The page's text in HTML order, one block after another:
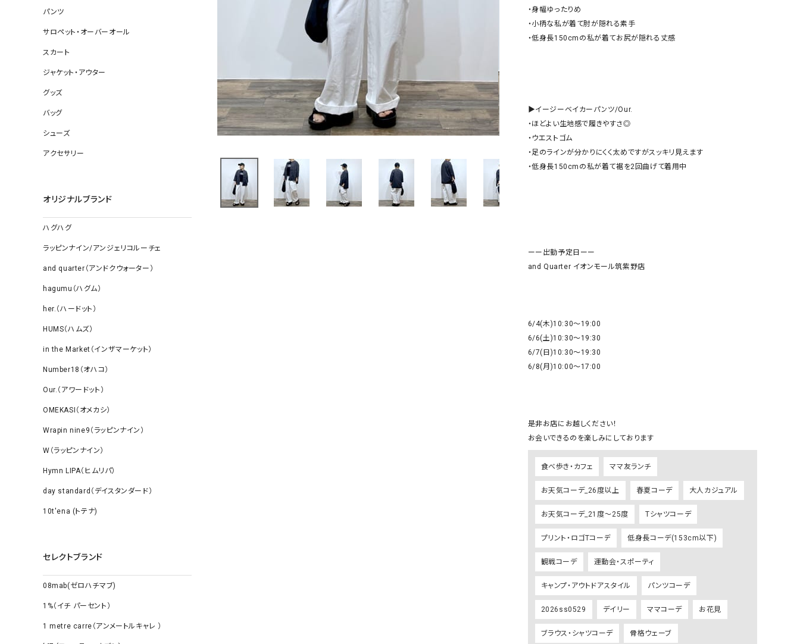
帽子
ソックス
その他雑貨
その他アウター
帽子
ソックス・その他雑貨
グッズ
Antiquite's（アンティークス）
Audition（オーディション）
blue willow（ブルーウィロー）
Champion（チャンピオン）
EVOL（イーボル）
Emma Taylor（エマテイラー）
G-STAR RAW（ジースターロウ）
GAIMO（ガイモ）
GRAMICCI（グラミチ）
（ｇ） （グラム） upper hights（アッパーハイ
Gives a sense of fullment +phenix（フェニックス）
HUNTER（ハンター）
ICHI（イチ）
ILIMA（イリマ）
パンツ
サロペット・オーバーオール
スカート
ジャケット・アウター
グッズ
バッグ
シューズ
アクセサリー
オリジナルブランド
ハグハグ
ラッピンナイン/アンジェリコルーチェ
and quarter（アンドクウォーター）
hagumu（ハグム）
her.（ハードット）
HUMS（ハムズ）
in the Market（インザマーケット）
Number18（オハコ）
Our.（アワードット）
OMEKASI（オメカシ）
Wrapin nine9（ラッピンナイン）
W（ラッピンナイン）
Hymn LIPA（ヒムリパ）
day standard（デイスタンダード）
10t'ena (トテナ)
セレクトブランド
08mab(ゼロハチマブ)
1%（イチ パーセント）
1 metre carre（アンメートルキャレ ）
・身幅ゆったりめ
・小柄な私が着て肘が隠れる素手
・低身長150cmの私が着てお尻が隠れる丈感
▶︎イージーベイカーパンツ/Our.
・ほどよい生地感で履きやすさ◎
・ウエストゴム
・足のラインが分かりにくく太めですがスッキリ見えます
・低身長150cmの私が着て裾を2回曲げて着用中
ーー出勤予定日ーー
and Quarter イオンモール筑紫野店
6/4(木)10:30〜19:00
6/6(土)10:30〜19:30
6/7(日)10:30〜19:30
6/8(月)10:00〜17:00
是非お店にお越しください！
お会いできるのを楽しみにしております
食べ歩き・カフェ ママ友ランチ
お天気コーデ_26度以上 春夏コーデ 大人カジュアル
お天気コーデ_21度～25度 Tシャツコーデ
プリント・ロゴTコーデ 低身長コーデ(153cm以下)
観戦コーデ 運動会・スポーティ
キャンプ・アウトドアスタイル パンツコーデ
2026ss0529 デイリー ママコーデ お花見
ブラウス・シャツコーデ 骨格ウェーブ